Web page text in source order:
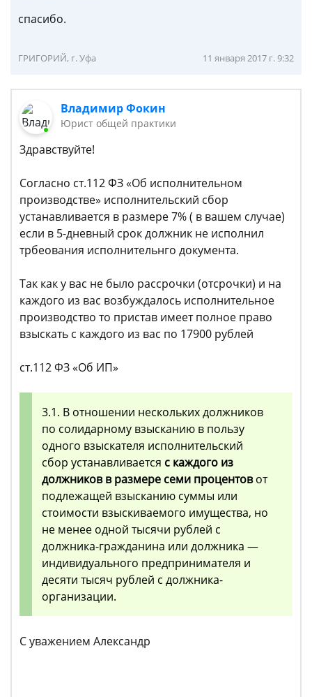
спасибо.
ГРИГОРИЙ, г. Уфа 11 января 2017 г. 9:32
Владимир Фокин
Юрист общей практики
Здравствуйте!
Согласно ст.112 ФЗ «Об исполнительном
производстве» исполнительский сбор
устанавливается в размере 7% ( в вашем случае)
если в 5-дневный срок должник не исполнил
трбеования исполнительнго документа.
Так как у вас не было рассрочки (отсрочки) и на
каждого из вас возбуждалось исполнительное
производство то пристав имеет полное право
взыскать с каждого из вас по 17900 рублей
ст.112 ФЗ «Об ИП»
3.1. В отношении нескольких должников
по солидарному взысканию в пользу
одного взыскателя исполнительский
сбор устанавливается с каждого из
должников в размере семи процентовот
подлежащей взысканию суммы или
стоимости взыскиваемого имущества, но
не менее одной тысячи рублей с
должника-гражданина или должника —
индивидуального предпринимателя и
десяти тысяч рублей с должника-
организации.
С уважением Александр